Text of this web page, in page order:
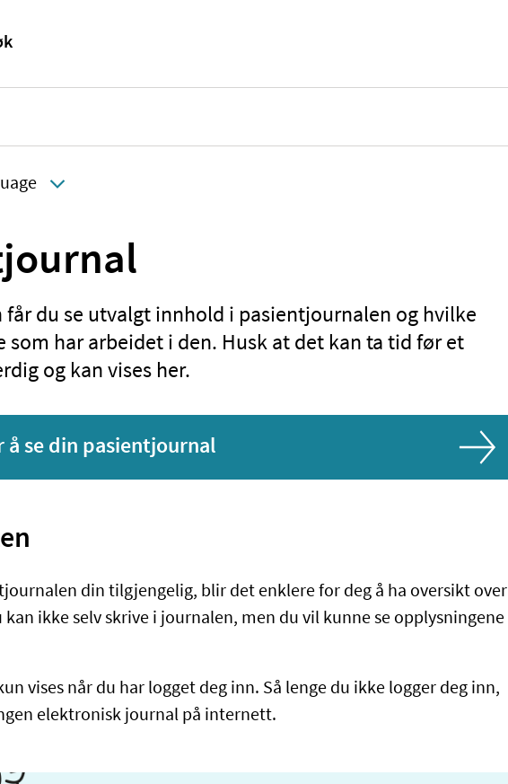
får du se utvalgt innhold i pasientjournalen og hvilke
som har arbeidet i den. Husk at det kan ta tid før et
og kan vises her.
å se din pasientjournal
din tilgjengelig, blir det enklere for deg å ha oversikt over
kan ikke selv skrive i journalen, men du vil kunne se opplysningene
vises når du har logget deg inn. Så lenge du ikke logger deg inn,
elektronisk journal på internett.